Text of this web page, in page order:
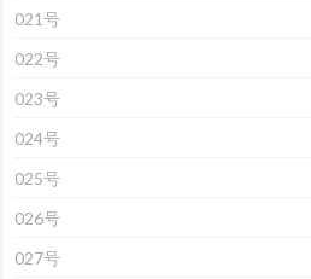
021号
022号
023号
024号
025号
026号
027号